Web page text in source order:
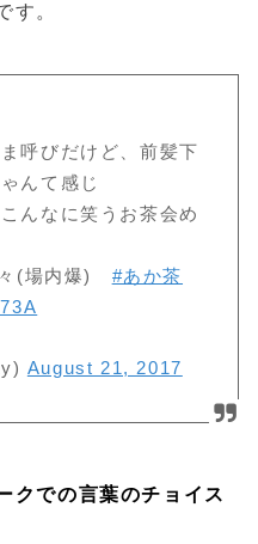
す。
呼びだけど、前髪下
んて感じ
んなに笑うお茶会め
(場内爆) #あか茶
August 21, 2017
クでの言葉のチョイス